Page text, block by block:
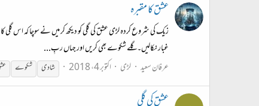
عشق کا مقبرہ
زیک کی شروع کردہ لڑی عشق کی گلی کو دیکھ کر میں نے سوچا کہ اس
غبار نکالیں۔ گلے شکوے بھی کریں اور جہاں ربِ...
عرفان سعید لڑی اکتوبر 4، 2018 شادی شکوے